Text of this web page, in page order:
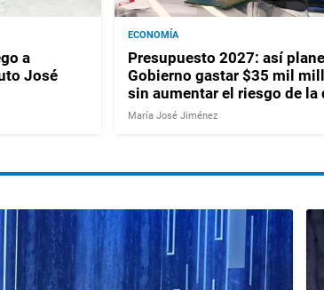
a
José
ECONOMÍA
Presupuesto 2027: así
Gobierno gastar $35 mil
sin aumentar el riesgo de la
María José Jiménez